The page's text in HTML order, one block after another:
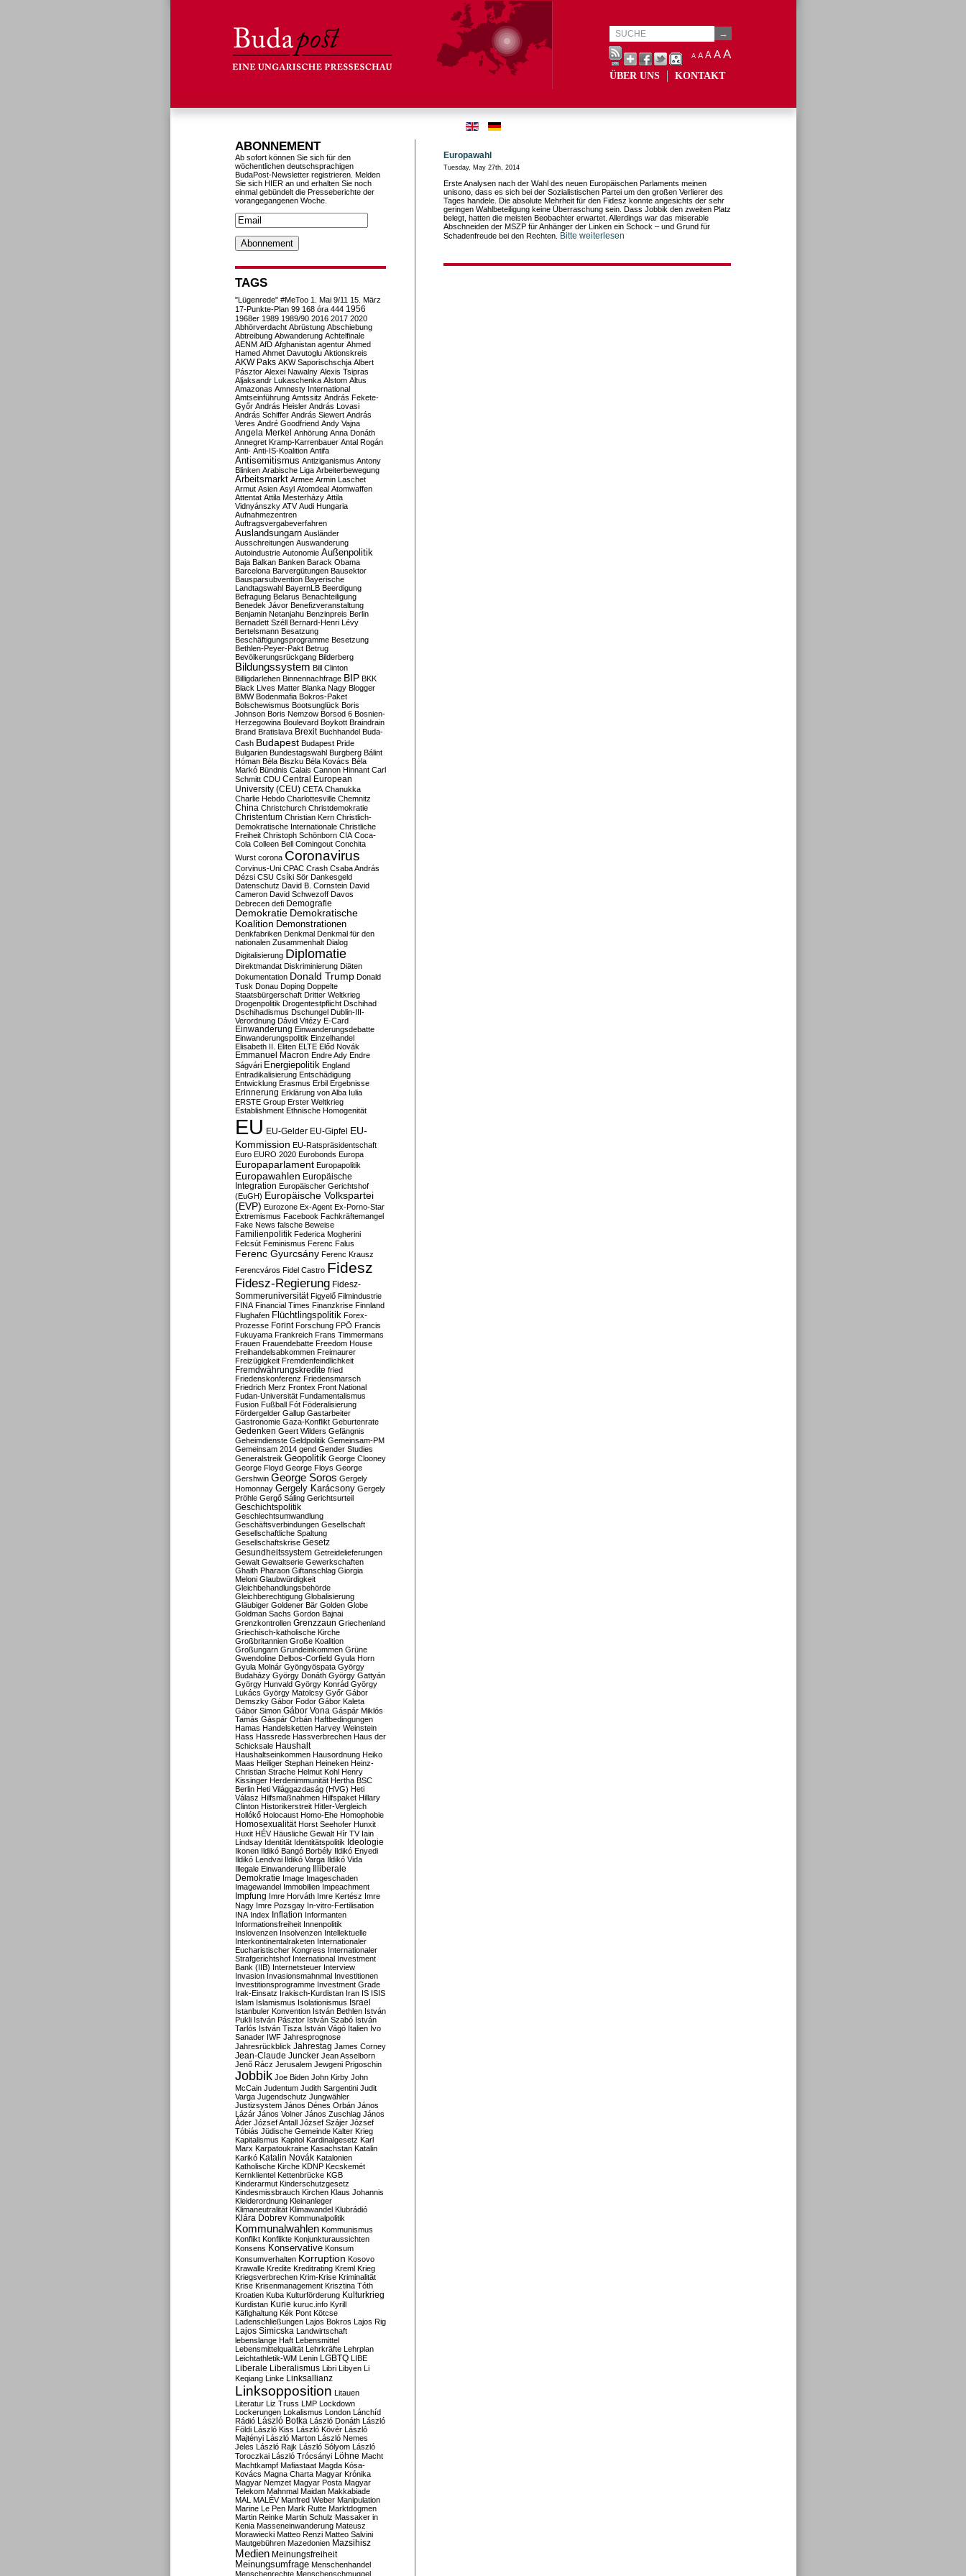
A A A AA
ÜBER UNS KONTAKT
Europawahl
Tuesday, May 27th, 2014
Erste Analysen nach der Wahl des neuen Europäischen Parlaments meinen
unisono, dass es sich bei der Sozialistischen Partei um den großen Verlierer des
Tages handele. Die absolute Mehrheit für den Fidesz konnte angesichts der sehr
geringen Wahlbeteiligung keine Überraschung sein. Dass Jobbik den zweiten Platz
belegt, hatten die meisten Beobachter erwartet. Allerdings war das miserable
Abschneiden der MSZP für Anhänger der Linken ein Schock – und Grund für
Schadenfreude bei den Rechten.
Bitte weiterlesen
ABONNEMENT
Ab sofort können Sie sich für den
wöchentlichen deutschsprachigen
BudaPost-Newsletter registrieren. Melden
Sie sich HIER an und erhalten Sie noch
einmal gebündelt die Presseberichte der
vorangegangenen Woche.
TAGS
"Lügenrede" #MeToo 1. Mai 9/11 15. März
17-Punkte-Plan 99 168 óra 444 1956
1968er 1989 1989/90 2016 2017 2020
Abhörverdacht Abrüstung Abschiebung
Abtreibung Abwanderung Achtelfinale
AENM AfD Afghanistan agentur Ahmed
Hamed Ahmet Davutoglu Aktionskreis
AKW Paks AKW Saporischschja Albert
Pásztor Alexei Nawalny Alexis Tsipras
Aljaksandr Lukaschenka Alstom Altus
Amazonas Amnesty International
Amtseinführung Amtssitz András Fekete-
Győr András Heisler András Lovasi
András Schiffer András Siewert András
Veres André Goodfriend Andy Vajna
Angela Merkel Anhörung Anna Donáth
Annegret Kramp-Karrenbauer Antal Rogán
Anti- Anti-IS-Koalition Antifa
Antisemitismus Antiziganismus Antony
Blinken Arabische Liga Arbeiterbewegung
Arbeitsmarkt Armee Armin Laschet
Armut Asien Asyl Atomdeal Atomwaffen
Attentat Attila Mesterházy Attila
Vidnyánszky ATV Audi Hungaria
Aufnahmezentren
Auftragsvergabeverfahren
Auslandsungarn Ausländer
Ausschreitungen Auswanderung
Autoindustrie Autonomie Außenpolitik
Baja Balkan Banken Barack Obama
Barcelona Barvergütungen Bausektor
Bausparsubvention Bayerische
Landtagswahl BayernLB Beerdigung
Befragung Belarus Benachteiligung
Benedek Jávor Benefizveranstaltung
Benjamin Netanjahu Benzinpreis Berlin
Bernadett Széll Bernard-Henri Lévy
Bertelsmann Besatzung
Beschäftigungsprogramme Besetzung
Bethlen-Peyer-Pakt Betrug
Bevölkerungsrückgang Bilderberg
Bildungssystem Bill Clinton
Billigdarlehen Binnennachfrage BIP BKK
Black Lives Matter Blanka Nagy Blogger
BMW Bodenmafia Bokros-Paket
Bolschewismus Bootsunglück Boris
Johnson Boris Nemzow Borsod 6 Bosnien-
Herzegowina Boulevard Boykott Braindrain
Brand Bratislava Brexit Buchhandel Buda-
Cash Budapest Budapest Pride
Bulgarien Bundestagswahl Burgberg Bálint
Hóman Béla Biszku Béla Kovács Béla
Markó Bündnis Calais Cannon Hinnant Carl
Schmitt CDU Central European
University (CEU) CETA Chanukka
Charlie Hebdo Charlottesville Chemnitz
China Christchurch Christdemokratie
Christentum Christian Kern Christlich-
Demokratische Internationale Christliche
Freiheit Christoph Schönborn CIA Coca-
Cola Colleen Bell Comingout Conchita
Wurst corona Coronavirus
Corvinus-Uni CPAC Crash Csaba András
Dézsi CSU Csíki Sör Dankesgeld
Datenschutz David B. Cornstein David
Cameron David Schwezoff Davos
Debrecen defi Demografie
Demokratie Demokratische
Koalition Demonstrationen
Denkfabriken Denkmal Denkmal für den
nationalen Zusammenhalt Dialog
Digitalisierung Diplomatie
Direktmandat Diskriminierung Diäten
Dokumentation Donald Trump Donald
Tusk Donau Doping Doppelte
Staatsbürgerschaft Dritter Weltkrieg
Drogenpolitik Drogentestpflicht Dschihad
Dschihadismus Dschungel Dublin-III-
Verordnung Dávid Vitézy E-Card
Einwanderung Einwanderungsdebatte
Einwanderungspolitik Einzelhandel
Elisabeth II. Eliten ELTE Előd Novák
Emmanuel Macron Endre Ady Endre
Ságvári Energiepolitik England
Entradikalisierung Entschädigung
Entwicklung Erasmus Erbil Ergebnisse
Erinnerung Erklärung von Alba Iulia
ERSTE Group Erster Weltkrieg
Establishment Ethnische Homogenität
EU EU-Gelder EU-Gipfel EU-
Kommission EU-Ratspräsidentschaft
Euro EURO 2020 Eurobonds Europa
Europaparlament Europapolitik
Europawahlen Europäische
Integration Europäischer Gerichtshof
(EuGH) Europäische Volkspartei
(EVP) Eurozone Ex-Agent Ex-Porno-Star
Extremismus Facebook Fachkräftemangel
Fake News falsche Beweise
Familienpolitik Federica Mogherini
Felcsút Feminismus Ferenc Falus
Ferenc Gyurcsány Ferenc Krausz
Ferencváros Fidel Castro Fidesz
Fidesz-Regierung Fidesz-
Sommeruniversität Figyelő Filmindustrie
FINA Financial Times Finanzkrise Finnland
Flughafen Flüchtlingspolitik Forex-
Prozesse Forint Forschung FPÖ Francis
Fukuyama Frankreich Frans Timmermans
Frauen Frauendebatte Freedom House
Freihandelsabkommen Freimaurer
Freizügigkeit Fremdenfeindlichkeit
Fremdwährungskredite fried
Friedenskonferenz Friedensmarsch
Friedrich Merz Frontex Front National
Fudan-Universität Fundamentalismus
Fusion Fußball Fót Föderalisierung
Fördergelder Gallup Gastarbeiter
Gastronomie Gaza-Konflikt Geburtenrate
Gedenken Geert Wilders Gefängnis
Geheimdienste Geldpolitik Gemeinsam-PM
Gemeinsam 2014 gend Gender Studies
Generalstreik Geopolitik George Clooney
George Floyd George Floys George
Gershwin George Soros Gergely
Homonnay Gergely Karácsony Gergely
Pröhle Gergő Sáling Gerichtsurteil
Geschichtspolitik
Geschlechtsumwandlung
Geschäftsverbindungen Gesellschaft
Gesellschaftliche Spaltung
Gesellschaftskrise Gesetz
Gesundheitssystem Getreidelieferungen
Gewalt Gewaltserie Gewerkschaften
Ghaith Pharaon Giftanschlag Giorgia
Meloni Glaubwürdigkeit
Gleichbehandlungsbehörde
Gleichberechtigung Globalisierung
Gläubiger Goldener Bär Golden Globe
Goldman Sachs Gordon Bajnai
Grenzkontrollen Grenzzaun Griechenland
Griechisch-katholische Kirche
Großbritannien Große Koalition
Großungarn Grundeinkommen Grüne
Gwendoline Delbos-Corfield Gyula Horn
Gyula Molnár Gyöngyöspata György
Budaházy György Donáth György Gattyán
György Hunvald György Konrád György
Lukács György Matolcsy Győr Gábor
Demszky Gábor Fodor Gábor Kaleta
Gábor Simon Gábor Vona Gáspár Miklós
Tamás Gáspár Orbán Haftbedingungen
Hamas Handelsketten Harvey Weinstein
Hass Hassrede Hassverbrechen Haus der
Schicksale Haushalt
Haushaltseinkommen Hausordnung Heiko
Maas Heiliger Stephan Heineken Heinz-
Christian Strache Helmut Kohl Henry
Kissinger Herdenimmunität Hertha BSC
Berlin Heti Világgazdaság (HVG) Heti
Válasz Hilfsmaßnahmen Hilfspaket Hillary
Clinton Historikerstreit Hitler-Vergleich
Hollókő Holocaust Homo-Ehe Homophobie
Homosexualität Horst Seehofer Hunxit
Huxit HÉV Häusliche Gewalt Hír TV Iain
Lindsay Identität Identitätspolitik Ideologie
Ikonen Ildikó Bangó Borbély Ildikó Enyedi
Ildikó Lendvai Ildikó Varga Ildikó Vida
Illegale Einwanderung Illiberale
Demokratie Image Imageschaden
Imagewandel Immobilien Impeachment
Impfung Imre Horváth Imre Kertész Imre
Nagy Imre Pozsgay In-vitro-Fertilisation
INA Index Inflation Informanten
Informationsfreiheit Innenpolitik
Inslovenzen Insolvenzen Intellektuelle
Interkontinentalraketen Internationaler
Eucharistischer Kongress Internationaler
Strafgerichtshof International Investment
Bank (IIB) Internetsteuer Interview
Invasion Invasionsmahnmal Investitionen
Investitionsprogramme Investment Grade
Irak-Einsatz Irakisch-Kurdistan Iran IS ISIS
Islam Islamismus Isolationismus Israel
Istanbuler Konvention István Bethlen István
Pukli István Pásztor István Szabó István
Tarlós István Tisza István Vágó Italien Ivo
Sanader IWF Jahresprognose
Jahresrückblick Jahrestag James Corney
Jean-Claude Juncker Jean Asselborn
Jenő Rácz Jerusalem Jewgeni Prigoschin
Jobbik Joe Biden John Kirby John
McCain Judentum Judith Sargentini Judit
Varga Jugendschutz Jungwähler
Justizsystem János Dénes Orbán János
Lázár János Volner János Zuschlag János
Áder József Antall József Szájer József
Tóbiás Jüdische Gemeinde Kalter Krieg
Kapitalismus Kapitol Kardinalgesetz Karl
Marx Karpatoukraine Kasachstan Katalin
Karikó Katalin Novák Katalonien
Katholische Kirche KDNP Kecskemét
Kernklientel Kettenbrücke KGB
Kinderarmut Kinderschutzgesetz
Kindesmissbrauch Kirchen Klaus Johannis
Kleiderordnung Kleinanleger
Klimaneutralität Klimawandel Klubrádió
Klára Dobrev Kommunalpolitik
Kommunalwahlen Kommunismus
Konflikt Konflikte Konjunkturaussichten
Konsens Konservative Konsum
Konsumverhalten Korruption Kosovo
Krawalle Kredite Kreditrating Kreml Krieg
Kriegsverbrechen Krim-Krise Kriminalität
Krise Krisenmanagement Krisztina Tóth
Kroatien Kuba Kulturförderung Kulturkrieg
Kurdistan Kurie kuruc.info Kyrill
Käfighaltung Kék Pont Kötcse
Ladenschließungen Lajos Bokros Lajos Rig
Lajos Simicska Landwirtschaft
lebenslange Haft Lebensmittel
Lebensmittelqualität Lehrkräfte Lehrplan
Leichtathletik-WM Lenin LGBTQ LIBE
Liberale Liberalismus Libri Libyen Li
Keqiang Linke Linksallianz
Linksopposition Litauen
Literatur Liz Truss LMP Lockdown
Lockerungen Lokalismus London Lánchíd
Rádió
László Botka László Donáth László
Földi László Kiss László Kövér László
Majtényi László Marton László Nemes
Jeles László Rajk László Sólyom László
Toroczkai László Trócsányi Löhne Macht
Machtkampf Mafiastaat Magda Kósa-
Kovács Magna Charta Magyar Krónika
Magyar Nemzet Magyar Posta Magyar
Telekom Mahnmal Maidan Makkabiade
MAL MALÉV Manfred Weber Manipulation
Marine Le Pen Mark Rutte Marktdogmen
Martin Reinke Martin Schulz Massaker in
Kenia Masseneinwanderung Mateusz
Morawiecki Matteo Renzi Matteo Salvini
Mautgebühren Mazedonien Mazsihisz
Medien Meinungsfreiheit
Meinungsumfrage Menschenhandel
Menschenrechte Menschenschmuggel